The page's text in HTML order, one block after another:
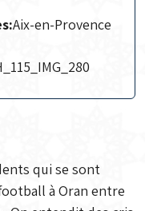
Aix-en-Provence
qui se sont
à Oran entre